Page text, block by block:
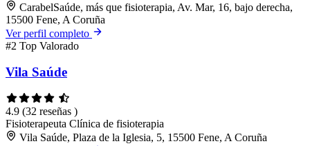
CarabelSaúde, más que fisioterapia, Av. Mar, 16, bajo derecha,
15500 Fene, A Coruña
Ver perfil completo
#2 Top Valorado
Vila Saúde
4.9 (32 reseñas )
Fisioterapeuta Clínica de fisioterapia
Vila Saúde, Plaza de la Iglesia, 5, 15500 Fene, A Coruña